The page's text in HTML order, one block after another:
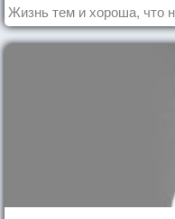
Жизнь тем и хороша, что